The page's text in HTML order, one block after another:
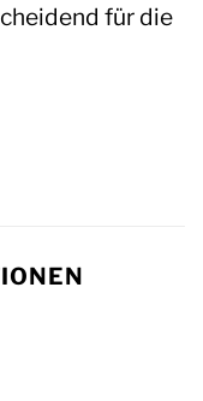
für die